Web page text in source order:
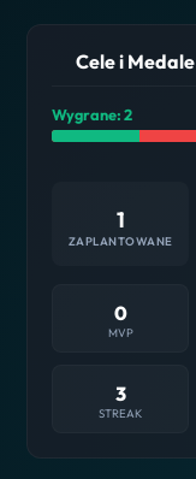
Cele i Medale
Wygrane: 2
1
ZAPLANTOWANE
0
MVP
3
STREAK